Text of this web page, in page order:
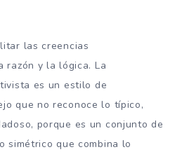
las creencias
razón y la lógica. La
es un estilo de
que no reconoce lo típico,
porque es un conjunto de
simétrico que combina lo